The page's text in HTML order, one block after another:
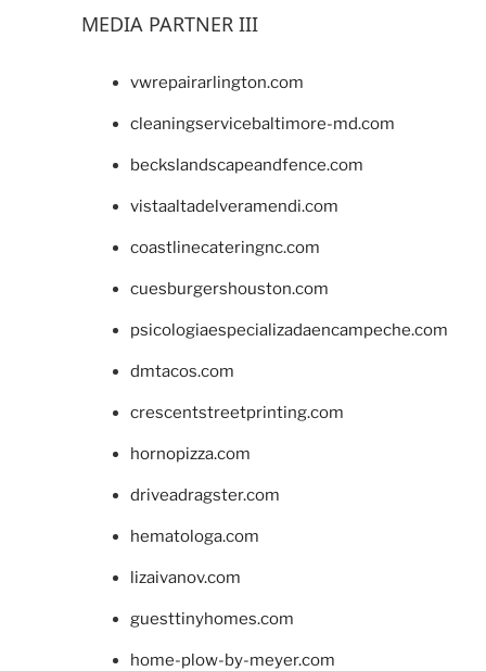
MEDIA PARTNER III
vwrepairarlington.com
cleaningservicebaltimore-md.com
beckslandscapeandfence.com
vistaaltadelveramendi.com
coastlinecateringnc.com
cuesburgershouston.com
psicologiaespecializadaencampeche.com
dmtacos.com
crescentstreetprinting.com
hornopizza.com
driveadragster.com
hematologa.com
lizaivanov.com
guesttinyhomes.com
home-plow-by-meyer.com